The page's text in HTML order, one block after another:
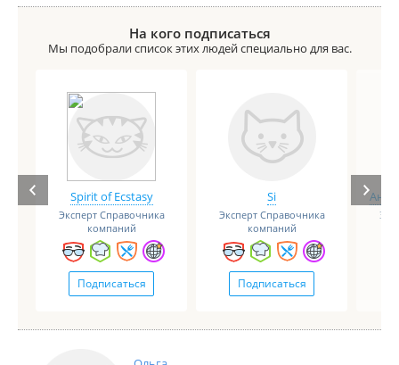
На кого подписаться
Мы подобрали список этих людей специально для вас.
Spirit of Ecstasy
Эксперт Справочника
компаний
Подписаться
Si
Эксперт Справочника
компаний
Подписаться